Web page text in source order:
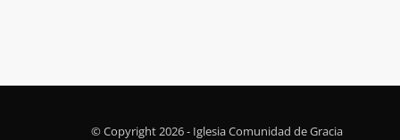
© Copyright 2026 - Iglesia Comunidad de Gracia